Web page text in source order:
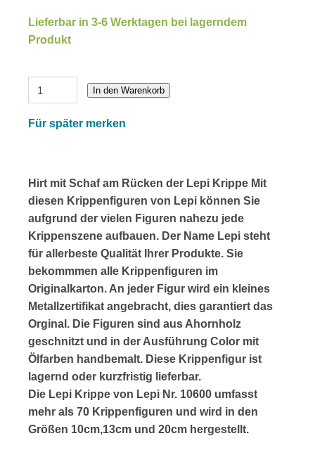
Lieferbar in 3-6 Werktagen bei lagerndem
Produkt
In den Warenkorb
Für später merken
Hirt mit Schaf am Rücken der Lepi Krippe Mit
diesen Krippenfiguren von Lepi können Sie
aufgrund der vielen Figuren nahezu jede
Krippenszene aufbauen. Der Name Lepi steht
für allerbeste Qualität Ihrer Produkte. Sie
bekommmen alle Krippenfiguren im
Originalkarton. An jeder Figur wird ein kleines
Metallzertifikat angebracht, dies garantiert das
Orginal. Die Figuren sind aus Ahornholz
geschnitzt und in der Ausführung Color mit
Ölfarben handbemalt. Diese Krippenfigur ist
lagernd oder kurzfristig lieferbar.
Die Lepi Krippe von Lepi Nr. 10600 umfasst
mehr als 70 Krippenfiguren und wird in den
Größen 10cm,13cm und 20cm hergestellt.